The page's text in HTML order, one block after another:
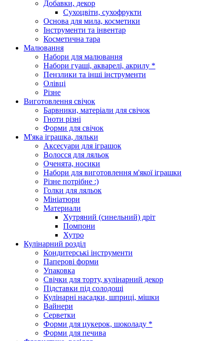
Добавки, декор
Сухоцвіти, сухофрукти
Основа для мила, косметики
Інструменти та інвентар
Косметична тара
Малювання
Набори для малювання
Набори гуаші, акварелі, акрилу *
Пензлики та інші інструменти
Олівці
Різне
Виготовлення свічок
Барвники, матеріали для свічок
Гноти різні
Форми для свічок
М'яка іграшка, ляльки
Аксесуари для іграшок
Волосся для ляльок
Оченята, носики
Набори для виготовлення м'якої іграшки
Різне потрібне :)
Голки для ляльок
Мініатюри
Материали
Хутряний (синельний) дріт
Помпони
Хутро
Кулінарний розділ
Кондитерські інструменти
Паперові форми
Упаковка
Свічки для торту, кулінарний декор
Підставки під солодощі
Кулінарні насадки, шприці, мішки
Вайнери
Серветки
Форми для цукерок, шоколаду *
Форми для печива